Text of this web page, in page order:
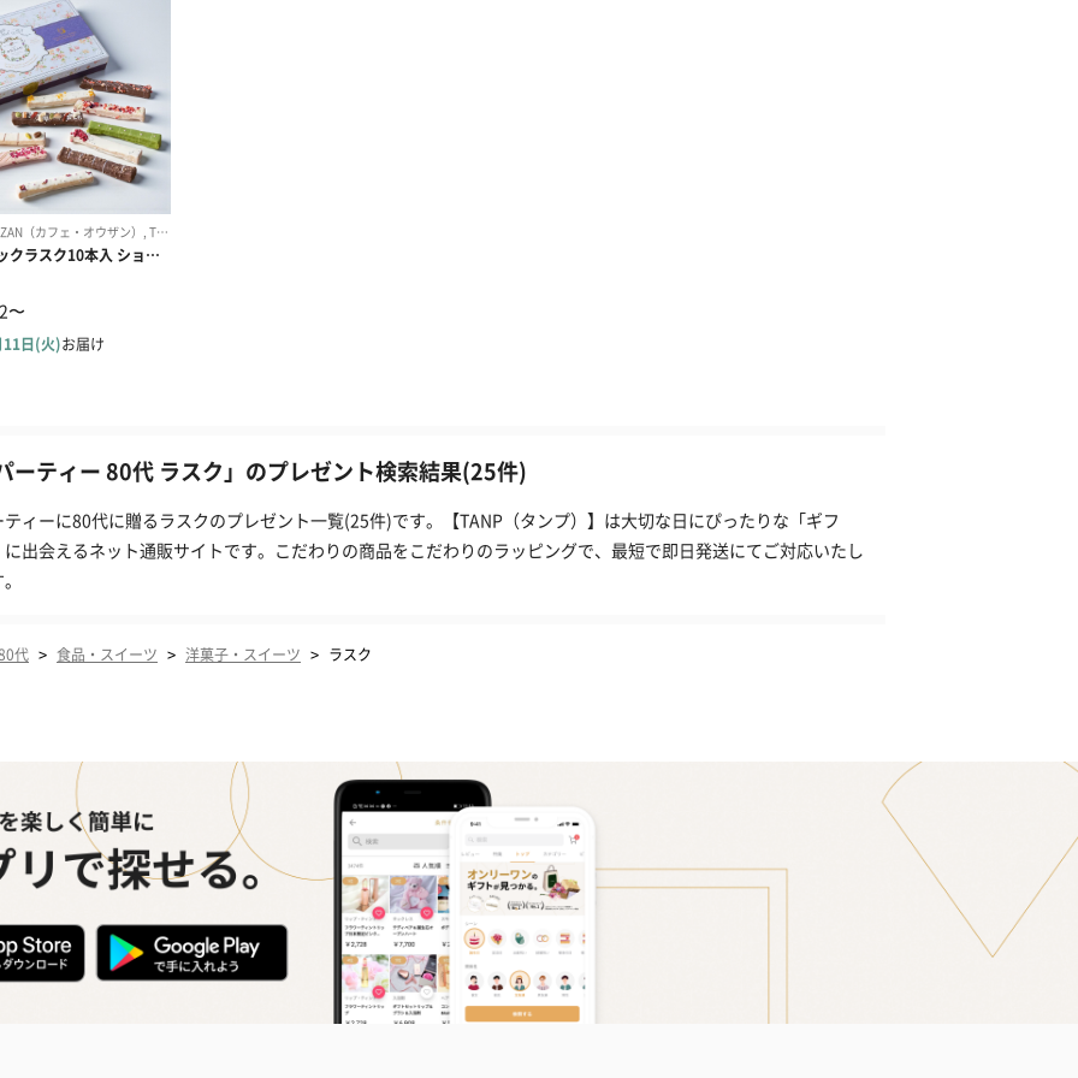
ーティー 80代 ラスク」のプレゼント検索結果(25件)
ティーに80代に贈るラスクのプレゼント一覧(25件)です。【TANP（タンプ）】は大切な日にぴったりな「ギフ
に出会えるネット通販サイトです。こだわりの商品をこだわりのラッピングで、最短で即日発送にてご対応いたし
代 > 食品・スイーツ > 洋菓子・スイーツ > ラスク